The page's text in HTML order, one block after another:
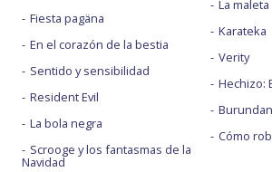
Fiesta pagäna
En el corazón de la bestia
Sentido y sensibilidad
Resident Evil
La bola negra
Scrooge y los fantasmas de la
Navidad
La maleta
Karateka
Verity
Hechizo:
Cómo